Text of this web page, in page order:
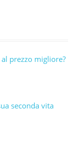
prezzo migliore?
seconda vita​